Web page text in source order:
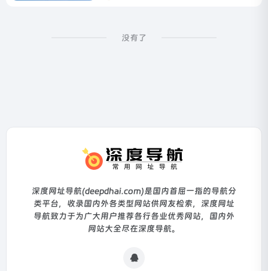
没有了
深度网址导航(deepdhai.com)是国内首屈一指的导航分
类平台，收录国内外各类型网站供网友检索，深度网址
导航致力于为广大用户推荐各行各业优秀网站，国内外
网站大全尽在深度导航。